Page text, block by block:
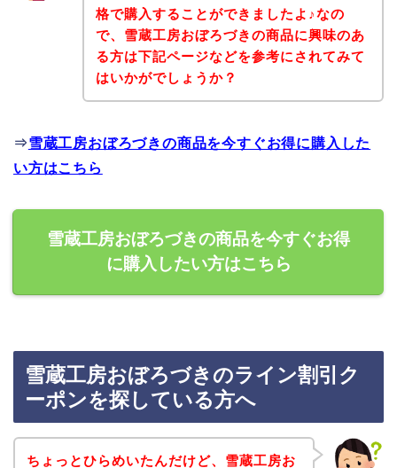
格で購入することができましたよ♪なの
で、雪蔵工房おぼろづきの商品に興味のあ
る方は下記ページなどを参考にされてみて
はいかがでしょうか？
⇒雪蔵工房おぼろづきの商品を今すぐお得に購入した
い方はこちら
雪蔵工房おぼろづきの商品を今すぐお得
に購入したい方はこちら
雪蔵工房おぼろづきのライン割引ク
ーポンを探している方へ
ちょっとひらめいたんだけど、雪蔵工房お